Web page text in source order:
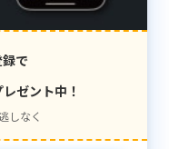
で
ゼント中！
しなく